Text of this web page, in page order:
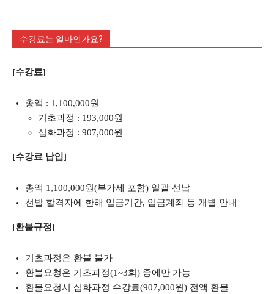
수강료는 얼마인가요?
[수강료]
총액 : 1,100,000원
기초과정 : 193,000원
심화과정 : 907,000원
[수강료 납입]
총액 1,100,000원(부가세 포함) 일괄 선납
선발 합격자에 한해 입금기간, 입금계좌 등 개별 안내
[환불규정]
기초과정은 환불 불가
환불요청은 기초과정(1~3회) 중에만 가능
환불요청시 심화과정 수강료(907,000원) 전액 환불